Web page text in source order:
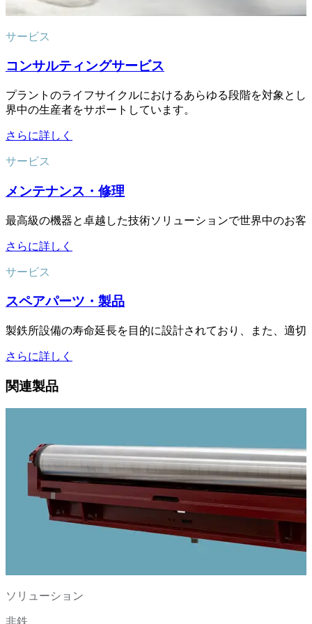
サービス
コンサルティングサービス
プラントのライフサイクルにおけるあらゆる段階を対象と
界中の生産者をサポートしています。
さらに詳しく
サービス
メンテナンス・修理
最高級の機器と卓越した技術ソリューションで世界中のお客
さらに詳しく
サービス
スペアパーツ・製品
製鉄所設備の寿命延長を目的に設計されており、また、適
さらに詳しく
関連製品
ソリューション